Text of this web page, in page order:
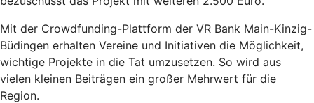
Mit der Crowdfunding-Plattform der VR Bank Main-Kinzig-
Büdingen erhalten Vereine und Initiativen die Möglichkeit,
wichtige Projekte in die Tat umzusetzen. So wird aus
vielen kleinen Beiträgen ein großer Mehrwert für die
Region.